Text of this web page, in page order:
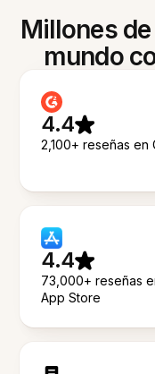
Millones
mundo
4.4
2,100+ reseñas en
4.4
73,000+ reseñas
App Store